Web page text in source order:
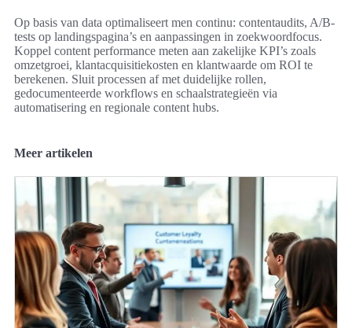
Op basis van data optimaliseert men continu: contentaudits, A/B-
tests op landingspagina’s en aanpassingen in zoekwoordfocus.
Koppel content performance meten aan zakelijke KPI’s zoals
omzetgroei, klantacquisitiekosten en klantwaarde om ROI te
berekenen. Sluit processen af met duidelijke rollen,
gedocumenteerde workflows en schaalstrategieën via
automatisering en regionale content hubs.
Meer artikelen